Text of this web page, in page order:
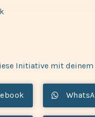
Initiative mit deinem